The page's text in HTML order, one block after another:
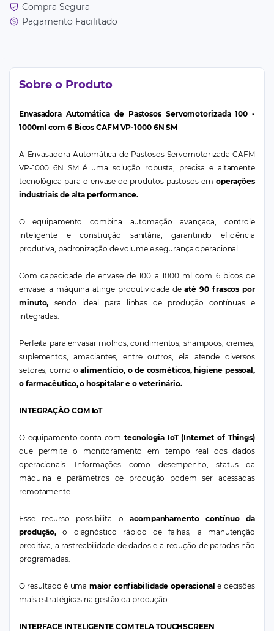
Compra Segura
Pagamento Facilitado
Sobre o Produto
Envasadora Automática de Pastosos Servomotorizada 100 -
1000ml com 6 Bicos CAFM VP-1000 6N SM
A Envasadora Automática de Pastosos Servomotorizada CAFM
VP-1000 6N SM é uma solução robusta, precisa e altamente
tecnológica para o envase de produtos pastosos em operações
industriais de alta performance.
O equipamento combina automação avançada, controle
inteligente e construção sanitária, garantindo eficiência
produtiva, padronização de volume e segurança operacional.
Com capacidade de envase de 100 a 1000 ml com 6 bicos de
envase, a máquina atinge produtividade deaté 90 frascos por
minuto, sendo ideal para linhas de produção contínuas e
integradas.
Perfeita para envasar molhos, condimentos, shampoos, cremes,
suplementos, amaciantes, entre outros, ela atende diversos
setores, como oalimentício, o de cosméticos, higiene pessoal,
o farmacêutico, o hospitalar e o veterinário.
INTEGRAÇÃO COM IoT
O equipamento conta comtecnologia IoT (Internet of Things)
que permite o monitoramento em tempo real dos dados
operacionais. Informações como desempenho, status da
máquina e parâmetros de produção podem ser acessadas
remotamente.
Esse recurso possibilita oacompanhamento contínuo da
produção,o diagnóstico rápido de falhas, a manutenção
preditiva, a rastreabilidade de dados e a redução de paradas não
programadas.
O resultado é uma maior confiabilidade operacional e decisões
mais estratégicas na gestão da produção.
INTERFACE INTELIGENTE COM TELA TOUCHSCREEN